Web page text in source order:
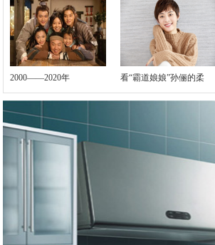
2000——2020年 看“霸道娘娘”孙俪的柔